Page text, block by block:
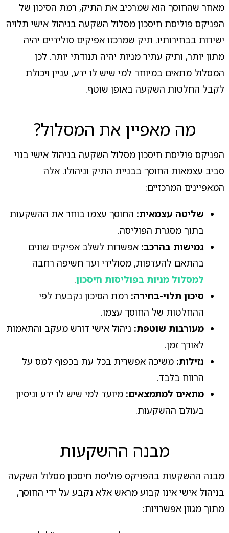
מאחר שהחוסך הוא שמרכיב את התיק, רמת הסיכון של
הפניקס פוליסת חיסכון מסלול השקעה בניהול אישי תלויה
ישירות בבחירותיו. תיק שמרכזו אפיקים סולידיים יהיה
מתון יותר, ותיק עתיר מניות יהיה תנודתי יותר. לכן
המסלול מתאים במיוחד למי שיש לו ידע, עניין ויכולת
לקבל החלטות השקעה באופן שוטף.
מה מאפיין את המסלול?
הפניקס פוליסת חיסכון מסלול השקעה בניהול אישי בנוי
סביב עצמאות החוסך בבניית התיק וניהולו. אלה
המאפיינים המרכזיים:
שליטה עצמאית: החוסך עצמו בוחר את ההשקעות
בתוך מסגרת הפוליסה.
גמישות בהרכב: אפשרות לשלב אפיקים שונים
בהתאם להעדפות, מסולידי ועד חשיפה רחבה
למסלול מניות בפוליסות חיסכון.
סיכון תלוי-בחירה: רמת הסיכון נקבעת לפי
ההחלטות של החוסך עצמו.
מעורבות שוטפת: ניהול אישי דורש מעקב והתאמות
לאורך זמן.
נזילות: משיכה אפשרית בכל עת בכפוף למס על
הרווח בלבד.
מתאים למתמצאים: מיועד למי שיש לו ידע וניסיון
בעולם ההשקעות.
מבנה ההשקעות
מבנה ההשקעות בהפניקס פוליסת חיסכון מסלול השקעה
בניהול אישי אינו קבוע מראש אלא נקבע על ידי החוסך,
מתוך מגוון אפשרויות: